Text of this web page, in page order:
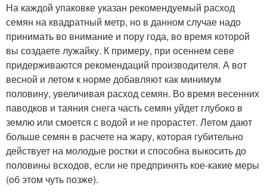
На каждой упаковке указан рекомендуемый расход
семян на квадратный метр, но в данном случае надо
принимать во внимание и пору года, во время которой
вы создаете лужайку. К примеру, при осеннем севе
придерживаются рекомендаций производителя. А вот
весной и летом к норме добавляют как минимум
половину, увеличивая расход семян. Во время весенних
паводков и таяния снега часть семян уйдет глубоко в
землю или смоется с водой и не прорастет. Летом дают
больше семян в расчете на жару, которая губительно
действует на молодые ростки и способна выкосить до
половины всходов, если не предпринять кое-какие меры
(об этом чуть позже).